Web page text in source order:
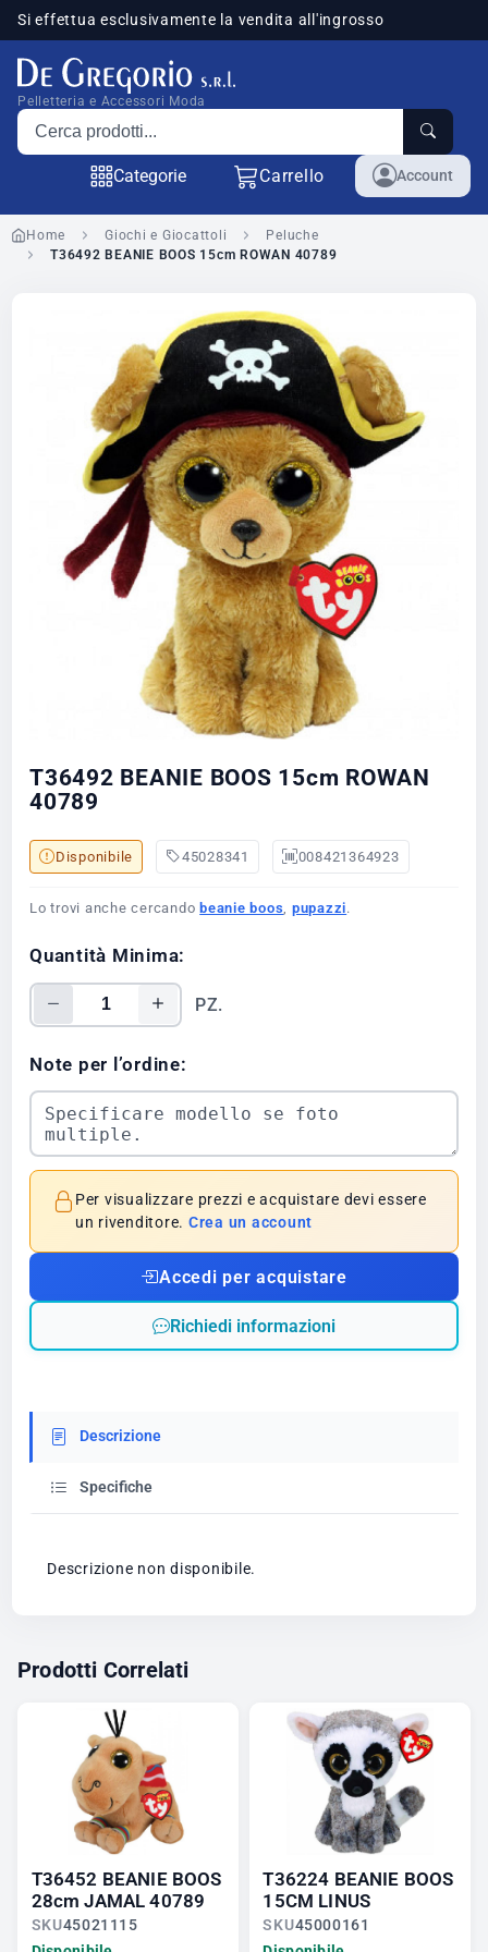
Si effettua esclusivamente la vendita all'ingrosso
Pelletteria e Accessori Moda
Cerca prodotti
Categorie Carrello Account
Home Giochi e Giocattoli
Peluche
T36492 BEANIE BOOS 15cm ROWAN 40789
T36492 BEANIE BOOS 15cm ROWAN
40789
Disponibile 45028341 008421364923
Lo trovi anche cercandobeanie boos pupazzi.
Quantità Minima:
PZ.
Note per l’ordine:
Per visualizzare prezzi e acquistare devi essere
un rivenditore. Crea un account
Accedi per acquistare
Richiedi informazioni
Descrizione
Specifiche
Descrizione non disponibile.
Prodotti Correlati
T36452 BEANIE BOOS
28cm JAMAL 40789
SKU45021115
T36224 BEANIE BOOS
15CM LINUS
SKU45000161